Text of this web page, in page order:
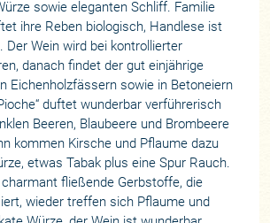
sowie eleganten Schliff. Familie
ihre Reben biologisch, Handlese ist
Der Wein wird bei kontrollierter
danach findet der gut einjährige
Eichenholzfässern sowie in Betoneiern
duftet wunderbar verführerisch
Beeren, Blaubeere und Brombeere
kommen Kirsche und Pflaume dazu
etwas Tabak plus eine Spur Rauch.
fließende Gerbstoffe, die
wieder treffen sich Pflaume und